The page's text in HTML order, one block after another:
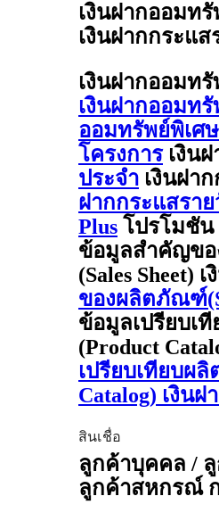
เงินฝากออมท
เงินฝากกระแส
เงินฝากออมทรั
เงินฝากออมท
ออมทรัพย์พิเศษ
โครงการ เงิน
ประจำ เงินฝา
ฝากกระแสรา
Plus โปรโมชัน
ข้อมูลสำคัญข
(Sales Sheet) เ
ของผลิตภัณฑ์
ข้อมูลเปรียบเ
(Product
เปรียบเทียบผ
Catalog) เงินฝ
สินเชื่อ
ลูกค้าบุคคล /
ลูกค้าสหกรณ์